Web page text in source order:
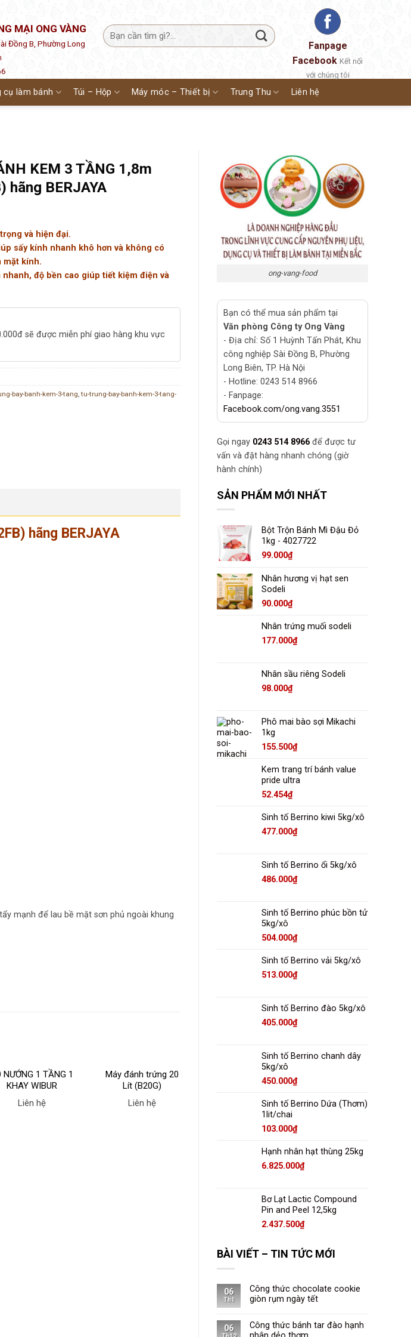
MẠI ONG VÀNG
Đồng B, Phường Long
Fanpage
Facebook Kết nối
với chúng tôi
cụ làm bánh Túi – Hộp Máy móc – Thiết bị Trung Thu Liên hệ
KEM 3 TẦNG 1,8m
hãng BERJAYA
và hiện đại.
sấy kính nhanh khô hơn và không có
mặt kính.
độ bền cao giúp tiết kiệm điện và
sẽ được miễn phí giao hàng khu vực
bay-banh-kem-3-tang,tu-trung-bay-banh-kem-3-tang-
hãng BERJAYA
mạnh để lau bề mặt sơn phủ ngoài khung
NƯỚNG 1 TẦNG 1
KHAY WIBUR
EB620G-1
Liên hệ
Máy đánh trứng 20
Lít (B20G)
Liên hệ
Máy đánh kem 7 lít
Founter(VFM7)
Liên hệ
nhiệt bánh nóng r60-
1
ong-vang-food
Bạn có thể mua sản phẩm tại
Văn phòng Công ty Ong Vàng
- Địa chỉ: Số 1 Huỳnh Tấn Phát, Khu
công nghiệp Sài Đồng B, Phường
Long Biên, TP. Hà Nội
- Hotline: 0243 514 8966
- Fanpage:
Facebook.com/ong.vang.3551
Gọi ngay 0243 514 8966 để được tư
vấn và đặt hàng nhanh chóng (giờ
hành chính)
SẢN PHẨM MỚI NHẤT
Bột Trộn Bánh Mì Đậu Đỏ
1kg - 4027722
99.000₫
Nhân hương vị hạt sen
Sodeli
90.000₫
Nhân trứng muối sodeli
177.000₫
Nhân sầu riêng Sodeli
98.000₫
Phô mai bào sợi Mikachi
1kg
155.500₫
Kem trang trí bánh value
pride ultra
52.454₫
Sinh tố Berrino kiwi 5kg/xô
477.000₫
Sinh tố Berrino ổi 5kg/xô
486.000₫
Sinh tố Berrino phúc bồn tử
5kg/xô
504.000₫
Sinh tố Berrino vải 5kg/xô
513.000₫
Sinh tố Berrino đào 5kg/xô
405.000₫
Sinh tố Berrino chanh dây
5kg/xô
450.000₫
Sinh tố Berrino Dứa (Thơm)
1lit/chai
103.000₫
Hạnh nhân hạt thùng 25kg
6.825.000₫
Bơ Lạt Lactic Compound
Pin and Peel 12,5kg
2.437.500₫
BÀI VIẾT – TIN TỨC MỚI
06
Th1
Công thức chocolate cookie
giòn rụm ngày tết
06
Công thức bánh tar đào hạnh